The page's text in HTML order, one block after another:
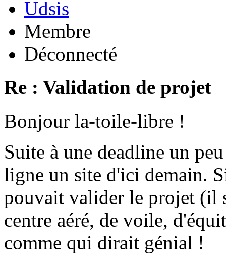
Udsis
Membre
Déconnecté
Re : Validation de projet
Bonjour la-toile-libre !
Suite à une deadline un
ligne un site d'ici demain.
pouvait valider le projet (il
centre aéré, de voile,
comme qui dirait génial !